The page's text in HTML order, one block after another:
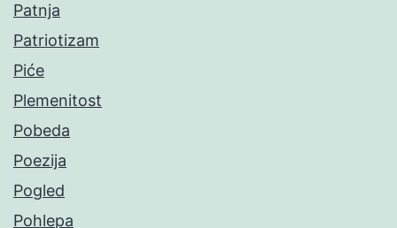
Patnja
Patriotizam
Piće
Plemenitost
Pobeda
Poezija
Pogled
Pohlepa